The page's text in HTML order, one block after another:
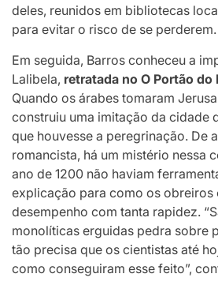
deles, reunidos em bibliotecas
para evitar o risco de se perderem.
Em seguida, Barros conheceu a
Lalibela, retratada no O Portão do
Quando os árabes tomaram
construiu uma imitação da cidade
que houvesse a peregrinação. De
romancista, há um mistério nessa
ano de 1200 não haviam
explicação para como os obreiros
desempenho com tanta rapidez.
monolíticas erguidas pedra sobre
tão precisa que os cientistas até
como conseguiram esse feito”,